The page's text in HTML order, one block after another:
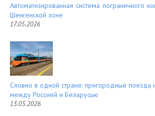
Автоматизированная система пограничного
Шенгенской зоне
17.05.2026
Словно в одной стране: пригородные поезда
между Россией и Беларусью
13.05.2026